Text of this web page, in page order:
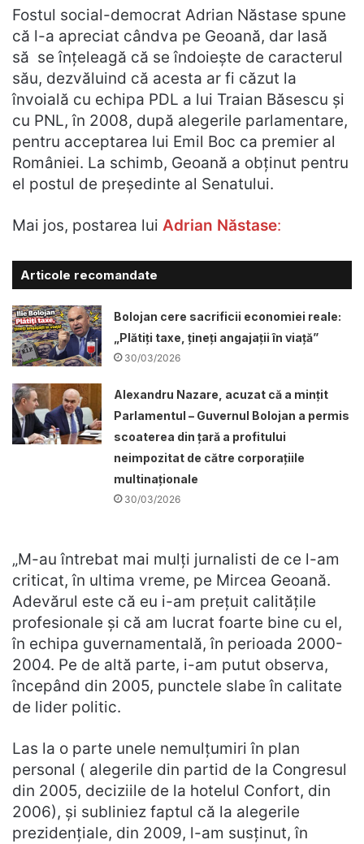
Fostul social-democrat Adrian Năstase spune
că l-a apreciat cândva pe Geoană, dar lasă
să se înțeleagă că se îndoiește de caracterul
său, dezvăluind că acesta ar fi căzut la
învoială cu echipa PDL a lui Traian Băsescu și
cu PNL, în 2008, după alegerile parlamentare,
pentru acceptarea lui Emil Boc ca premier al
României. La schimb, Geoană a obținut pentru
el postul de președinte al Senatului.
Mai jos, postarea lui Adrian Năstase:
Articole recomandate
Bolojan cere sacrificii economiei reale:
„Plătiți taxe, țineți angajații în viață”
30/03/2026
Alexandru Nazare, acuzat că a mințit
Parlamentul – Guvernul Bolojan a permis
scoaterea din țară a profitului
neimpozitat de către corporațiile
multinaționale
30/03/2026
„M-au întrebat mai mulți jurnalisti de ce l-am
criticat, în ultima vreme, pe Mircea Geoană.
Adevărul este că eu i-am prețuit calitățile
profesionale și că am lucrat foarte bine cu el,
în echipa guvernamentală, în perioada 2000-
2004. Pe de altă parte, i-am putut observa,
începând din 2005, punctele slabe în calitate
de lider politic.
Las la o parte unele nemulțumiri în plan
personal ( alegerile din partid de la Congresul
din 2005, deciziile de la hotelul Confort, din
2006), și subliniez faptul că la alegerile
prezidențiale, din 2009, l-am susținut, în